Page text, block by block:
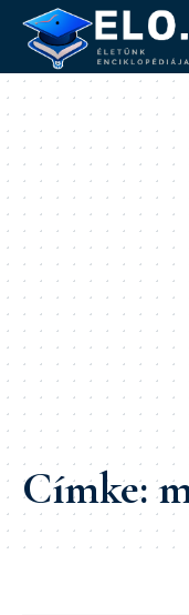
Címke: